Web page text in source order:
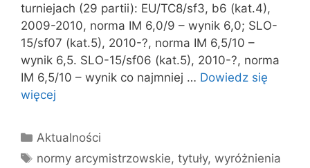
turniejach (29 partii): EU/TC8/sf3, b6 (kat.4),
2009-2010, norma IM 6,0/9 – wynik 6,0; SLO-
15/sf07 (kat.5), 2010-?, norma IM 6,5/10 –
wynik 6,5. SLO-15/sf06 (kat.5), 2010-?, norma
IM 6,5/10 – wynik co najmniej … Dowiedz się
więcej
Kategorie
Aktualności
Tagi
normy arcymistrzowskie,tytuły,wyróżnienia